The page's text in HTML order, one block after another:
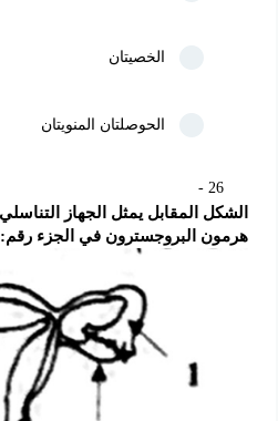
الخصيتان
الحوصلتان المنويتان
26
هرمون البروجسترون في الجزء رقم: